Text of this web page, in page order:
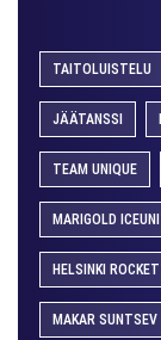
TAITOLUISTELU
JÄÄTANSSI
TEAM UNIQUE
MARIGOLD
HELSINKI
MAKAR SUNTSEV